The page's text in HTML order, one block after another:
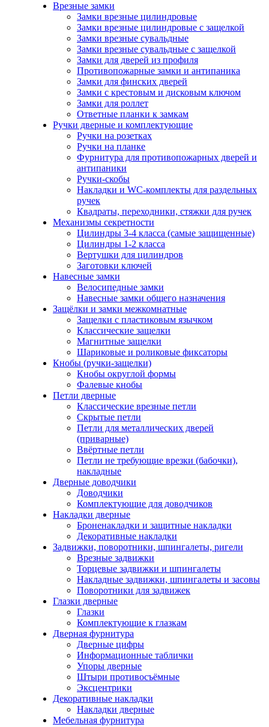
Врезные замки
Замки врезные цилиндровые
Замки врезные цилиндровые с защелкой
Замки врезные сувальдные
Замки врезные сувальдные с защелкой
Замки для дверей из профиля
Противопожарные замки и антипаника
Замки для финских дверей
Замки с крестовым и дисковым ключом
Замки для роллет
Ответные планки к замкам
Ручки дверные и комплектующие
Ручки на розетках
Ручки на планке
Фурнитура для противопожарных дверей и
антипаники
Ручки-скобы
Накладки и WC-комплекты для раздельных
ручек
Квадраты, переходники, стяжки для ручек
Механизмы секретности
Цилиндры 3-4 класса (самые защищенные)
Цилиндры 1-2 класса
Вертушки для цилиндров
Заготовки ключей
Навесные замки
Велосипедные замки
Навесные замки общего назначения
Защёлки и замки межкомнатные
Защелки с пластиковым язычком
Классические защелки
Магнитные защелки
Шариковые и роликовые фиксаторы
Кнобы (ручки-защелки)
Кнобы округлой формы
Фалевые кнобы
Петли дверные
Классические врезные петли
Скрытые петли
Петли для металлических дверей
(приварные)
Ввёртные петли
Петли не требующие врезки (бабочки),
накладные
Дверные доводчики
Доводчики
Комплектующие для доводчиков
Накладки дверные
Броненакладки и защитные накладки
Декоративные накладки
Задвижки, поворотники, шпингалеты, ригели
Врезные задвижки
Торцевые задвижки и шпингалеты
Накладные задвижки, шпингалеты и засовы
Поворотники для задвижек
Глазки дверные
Глазки
Комплектующие к глазкам
Дверная фурнитура
Дверные цифры
Информационные таблички
Упоры дверные
Штыри противосъёмные
Эксцентрики
Декоративные накладки
Накладки дверные
Мебельная фурнитура